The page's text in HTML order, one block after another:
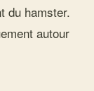
du hamster.
autour